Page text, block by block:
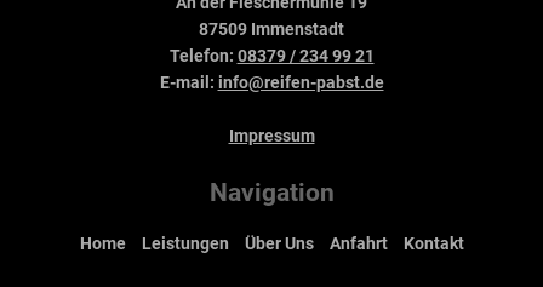
87509 Immenstadt
Telefon: 08379 / 234 99 21
E-mail: info@reifen-pabst.de
Impressum
Navigation
Home Leistungen Über Uns Anfahrt Kontakt